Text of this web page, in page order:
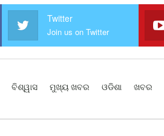
Twitter
Join us on Twitter
ବିଶ୍ୱାସ ମୁଖ୍ୟ ଖବର ଓଡିଶା ଖବର